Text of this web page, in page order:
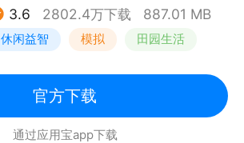
3.6 2802.4万下载 887.01 MB
休闲益智 模拟 田园生活
官方下载
通过应用宝app下载